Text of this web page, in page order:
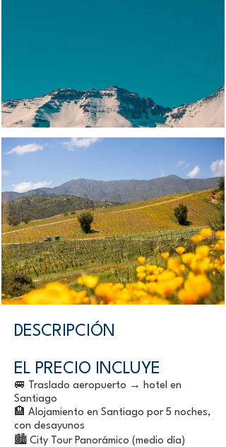
DESCRIPCIÓN
EL PRECIO INCLUYE
🚐 Traslado aeropuerto → hotel en
Santiago
🏨 Alojamiento en Santiago por 5 noches,
con desayunos
🏙️ City Tour Panorámico (medio día)